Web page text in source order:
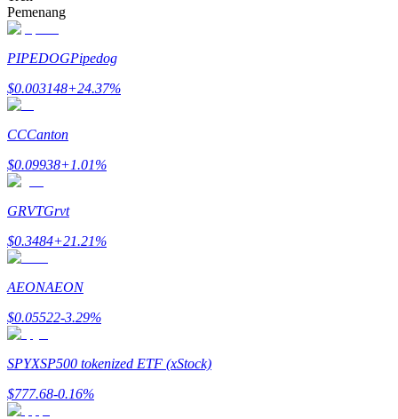
Menghasilkan
Babi Kekuatan
Dapatkan imbalan kompetitif setiap hari
Pemenang
PIPEDOGPipedog
$0.003148+24.37%
CCCanton
$0.09938+1.01%
GRVTGrvt
$0.3484+21.21%
AEONAEON
$0.05522-3.29%
SPYXSP500 tokenized ETF (xStock)
$777.68-0.16%